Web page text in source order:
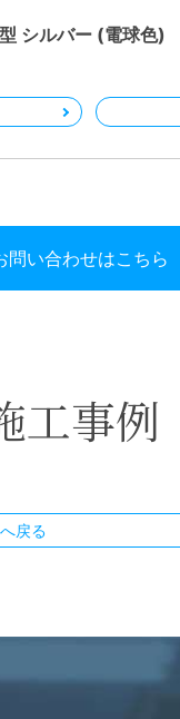
シルバー (電球色)
問い合わせはこちら
工事例
戻る